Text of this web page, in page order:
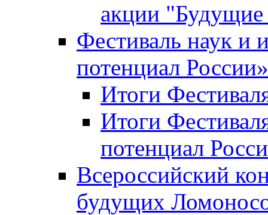
акции
Фестиваль наук и
потенциал России»
Итоги
Итоги
потенциал
Всероссийский
будущих